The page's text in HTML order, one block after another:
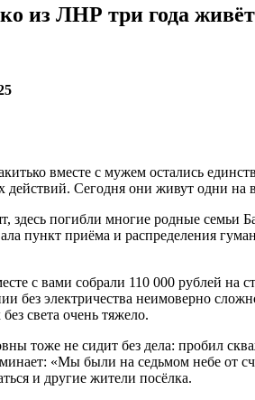
из ЛНР три года живёт
вместе с мужем остались
Сегодня они живут одни на
здесь погибли многие родные семьи
пункт приёма и распределения
с вами собрали 110 000 рублей на
без электричества неимоверно
света очень тяжело.
тоже не сидит без дела: пробил
«Мы были на седьмом небе от
и другие жители посёлка.